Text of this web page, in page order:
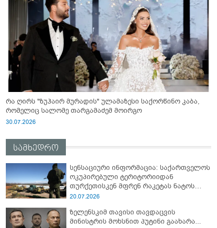
რა ღირს "ზუჰაირ მურადის" ულამაზესი საქორწინო კაბა,
რომელიც სალომე თარგამაძემ მოირგო
30.07.2026
სამხედრო
სენსაციური ინფორმაცია: საქართველოს
ოკუპირებული ტერიტორიიდან
თურქეთისკენ მფრენ რაკეტას ნატოს
სამიტი კინაღამ ჩაუშლია
20.07.2026
ზელენსკიმ თავისი თავდაცვის
მინისტრის მოხსნით პუტინი გაახარა...